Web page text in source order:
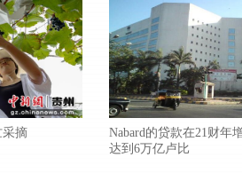
采摘
Nabard的贷款在21财年
达到6万亿卢比